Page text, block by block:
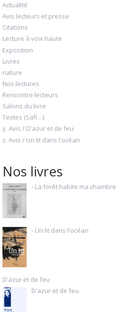
Actualité
Avis lecteurs et presse
Citations
Lecture à voix haute
Exposition
Livres
nature
Nos lectures
Rencontre lecteurs
Salons du livre
Textes (Safi…)
y. Avis / D'azur et de feu
z. Avis / Un lit dans l'océan
Nos livres
- La forêt habite ma chambre
- Un lit dans l'océan
D'azur et de feu
D'azur et de feu